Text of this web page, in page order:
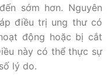
sớm hơn. Nguyên
điều trị ung thư có
động hoặc bị cắt
này có thể thực sự
lý do.